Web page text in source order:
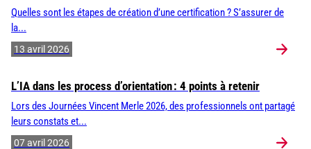
Quelles sont les étapes de création d’une certification ? S’assurer de
la...
13 avril 2026
L’IA dans les process d’orientation : 4 points à retenir
Lors des Journées Vincent Merle 2026, des professionnels ont partagé
leurs constats et...
07 avril 2026